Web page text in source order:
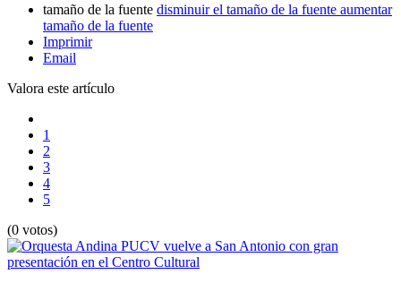
tamaño de la fuente disminuir el tamaño de la fuente aumentar
tamaño de la fuente
Imprimir
Email
Valora este artículo
1
2
3
4
5
(0 votos)